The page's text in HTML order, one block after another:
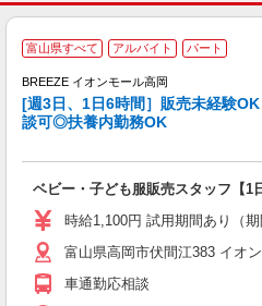
富山県すべて アルバイト パート
BREEZE イオンモール高岡
[週3日、1日6時間］販売未経験
談可◎扶養内勤務OK
ベビー・子ども服販売スタッフ【1
時給1,100円 試用期間あり（
富山県高岡市伏間江383 イオ
車通勤応相談